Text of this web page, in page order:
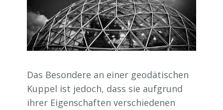
Das Besondere an einer geodätischen
Kuppel ist jedoch, dass sie aufgrund
ihrer Eigenschaften verschiedenen